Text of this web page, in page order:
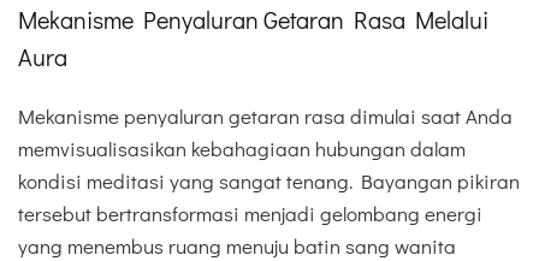
Mekanisme Penyaluran Getaran Rasa Melalui
Aura
Mekanisme penyaluran getaran rasa dimulai saat Anda
memvisualisasikan kebahagiaan hubungan dalam
kondisi meditasi yang sangat tenang. Bayangan pikiran
tersebut bertransformasi menjadi gelombang energi
yang menembus ruang menuju batin sang wanita